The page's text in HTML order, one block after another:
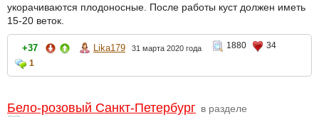
укорачиваются плодоносные. После работы куст должен иметь
15-20 веток.
+37 Lika179 31 марта 2020 года 1880
34
1
Бело-розовый Санкт-Петербург в разделе